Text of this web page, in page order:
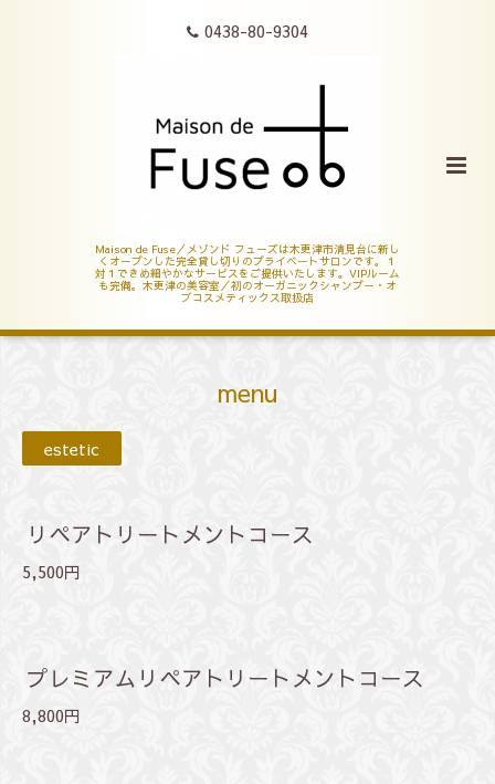
0438-80-9304
Maison de Fuse／メゾンド フューズは木更津市清見台に新し
くオープンした完全貸し切りのプライベートサロンです。１
対１できめ細やかなサービスをご提供いたします。VIPルーム
も完備。木更津の美容室／初のオーガニックシャンプー・オ
ブコスメティックス取扱店
menu
estetic
リペアトリートメントコース
5,500円
プレミアムリペアトリートメントコース
8,800円